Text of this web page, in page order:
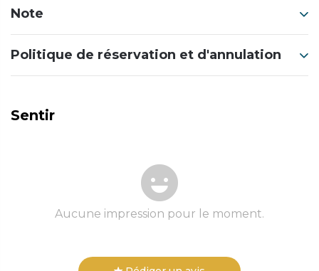
Note
Politique de réservation et d'annulation
Sentir
Aucune impression pour le moment.